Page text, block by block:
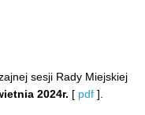
sesji Rady Miejskiej
2024r. [ pdf ].